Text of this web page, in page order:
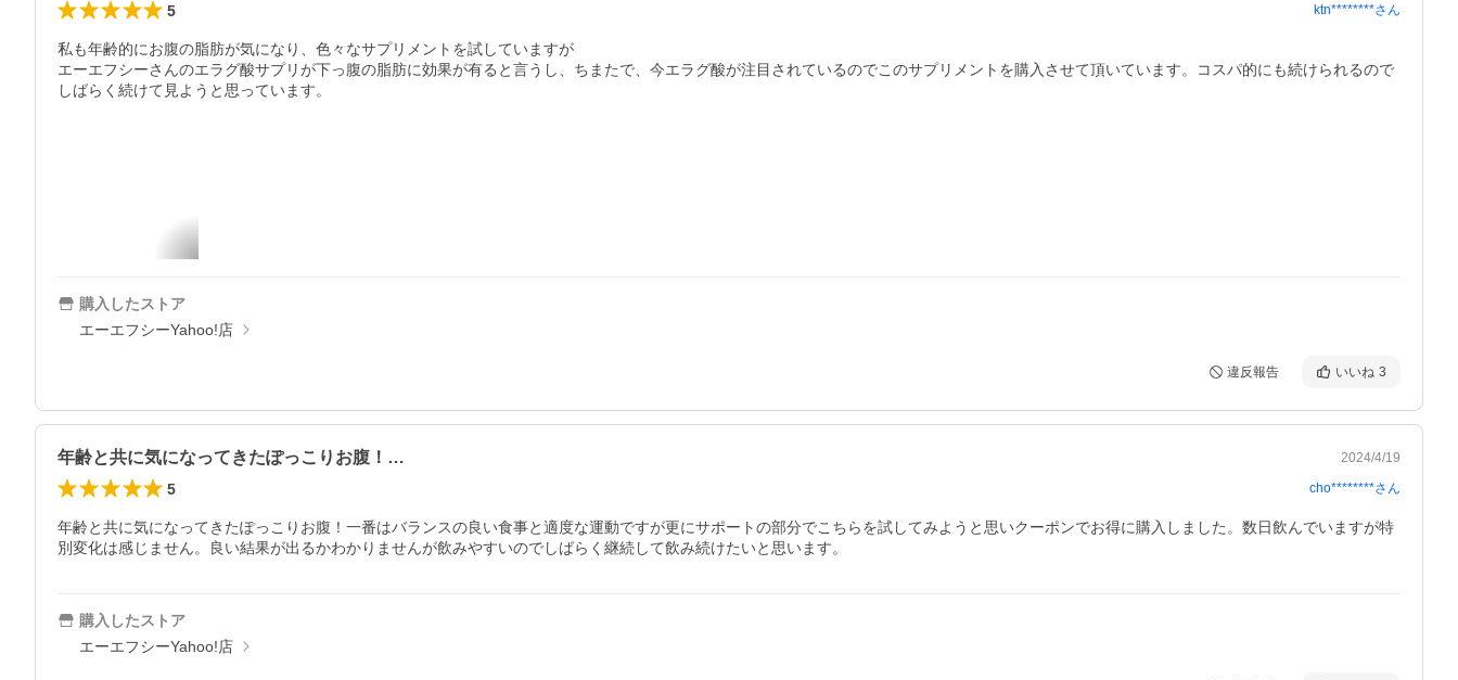
5 ktn********さん
私も年齢的にお腹の脂肪が気になり、色々なサプリメントを試していますが
エーエフシーさんのエラグ酸サプリが下っ腹の脂肪に効果が有ると言うし、ちまたで、今エラグ酸が注目されているのでこのサプリメントを購入させて頂いています。コスパ的にも続けられるので
しばらく続けて見ようと思っています。
購入したストア
エーエフシーYahoo!店
違反報告 いいね 3
年齢と共に気になってきたぽっこりお腹！… 2024/4/19
5 cho********さん
年齢と共に気になってきたぽっこりお腹！一番はバランスの良い食事と適度な運動ですが更にサポートの部分でこちらを試してみようと思いクーポンでお得に購入しました。数日飲んでいますが特
別変化は感じません。良い結果が出るかわかりませんが飲みやすいのでしばらく継続して飲み続けたいと思います。
購入したストア
エーエフシーYahoo!店